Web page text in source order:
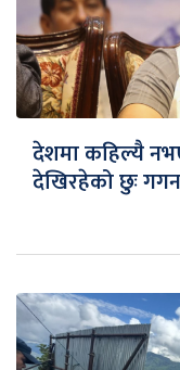
देशमा कहिल्यै
देखिरहेको छुः